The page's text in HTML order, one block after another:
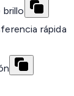
rápida